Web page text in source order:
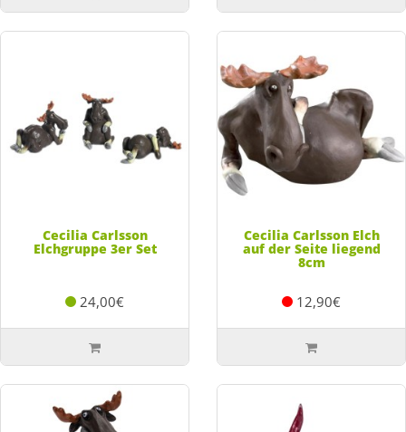
Cecilia Carlsson
Elchgruppe 3er Set
24,00€
Cecilia Carlsson Elch
auf der Seite liegend
8cm
12,90€